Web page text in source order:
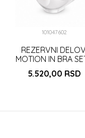
101047602
REZERVNI
MOTION IN BRA
kom
5.520,00 RSD